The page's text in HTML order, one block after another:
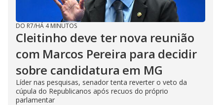
DO R7/HÁ 4 MINUTOS
Cleitinho deve ter nova reunião
com Marcos Pereira para decidir
sobre candidatura em MG
Líder nas pesquisas, senador tenta reverter o veto da
cúpula do Republicanos após recuos do próprio
parlamentar